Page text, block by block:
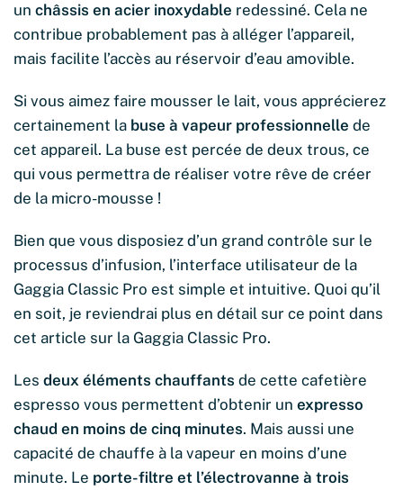
un châssis en acier inoxydable redessiné. Cela ne
contribue probablement pas à alléger l’appareil,
mais facilite l’accès au réservoir d’eau amovible.
Si vous aimez faire mousser le lait, vous apprécierez
certainement la buse à vapeur professionnelle de
cet appareil. La buse est percée de deux trous, ce
qui vous permettra de réaliser votre rêve de créer
de la micro-mousse !
Bien que vous disposiez d’un grand contrôle sur le
processus d’infusion, l’interface utilisateur de la
Gaggia Classic Pro est simple et intuitive. Quoi qu’il
en soit, je reviendrai plus en détail sur ce point dans
cet article sur la Gaggia Classic Pro.
Les deux éléments chauffants de cette cafetière
espresso vous permettent d’obtenir un expresso
chaud en moins de cinq minutes. Mais aussi une
capacité de chauffe à la vapeur en moins d’une
minute. Le porte-filtre et l’électrovanne à trois